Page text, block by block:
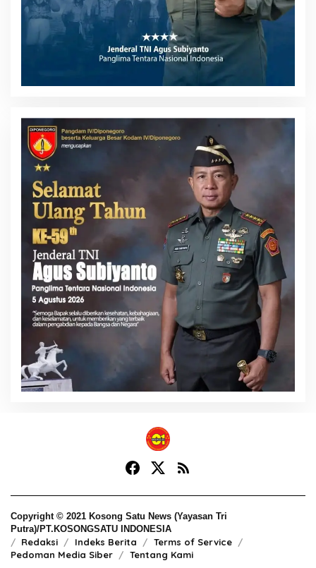
Copyright © 2021 Kosong Satu News (Yayasan Tri
Putra)/PT.KOSONGSATU INDONESIA
Redaksi Indeks Berita
Terms of Service
Pedoman Media Siber
Tentang Kami